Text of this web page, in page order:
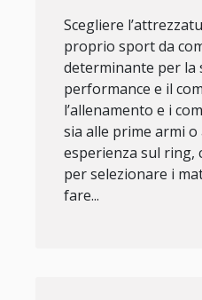
Scegliere
proprio sport da
determinante per la
performance e il
l’allenamento e i
sia alle prime armi o
esperienza sul ring,
per selezionare i
fare...